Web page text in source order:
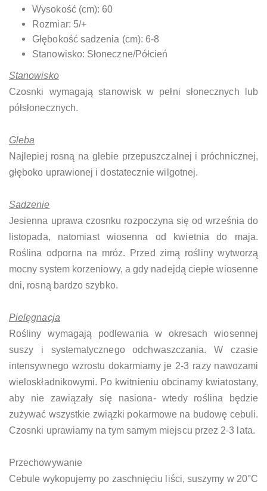
Wysokość (cm): 60
Rozmiar: 5/+
Głębokość sadzenia (cm): 6-8
Stanowisko: Słoneczne/Półcień
Stanowisko
Czosnki wymagają stanowisk w pełni słonecznych lub
półsłonecznych.
Gleba
Najlepiej rosną na glebie przepuszczalnej i próchnicznej,
głęboko uprawionej i dostatecznie wilgotnej.
Sadzenie
Jesienna uprawa czosnku rozpoczyna się od września do
listopada, natomiast wiosenna od kwietnia do maja.
Roślina odporna na mróz. Przed zimą rośliny wytworzą
mocny system korzeniowy, a gdy nadejdą ciepłe wiosenne
dni, rosną bardzo szybko.
Pielęgnacja
Rośliny wymagają podlewania w okresach wiosennej
suszy i systematycznego odchwaszczania. W czasie
intensywnego wzrostu dokarmiamy je 2-3 razy nawozami
wieloskładnikowymi. Po kwitnieniu obcinamy kwiatostany,
aby nie zawiązały się nasiona- wtedy roślina będzie
zużywać wszystkie związki pokarmowe na budowę cebuli.
Czosnki uprawiamy na tym samym miejscu przez 2-3 lata.
Przechowywanie
Cebule wykopujemy po zaschnięciu liści, suszymy w 20°C